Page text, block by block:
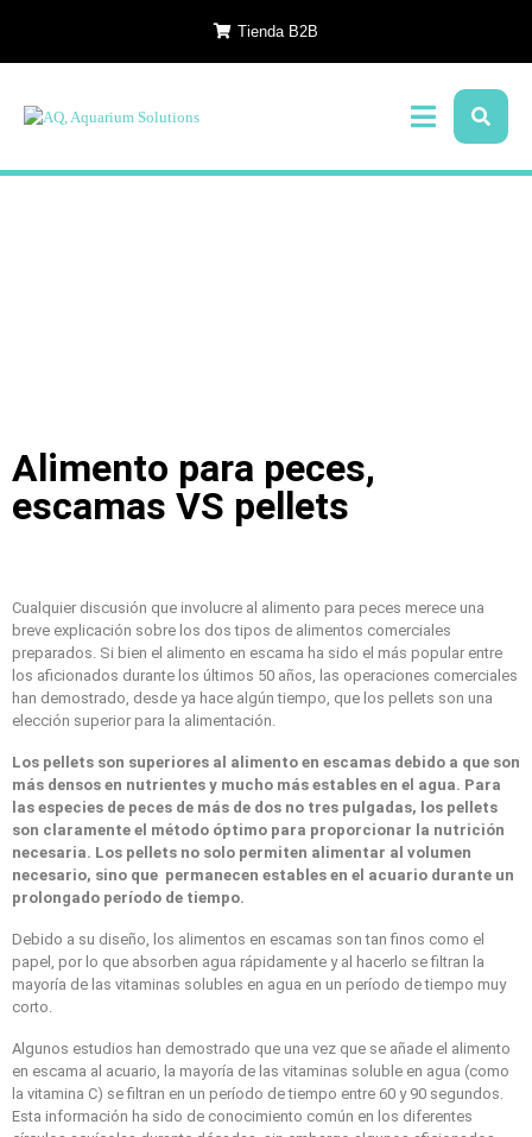
Tienda B2B
Alimento para peces,
escamas VS pellets
Cualquier discusión que involucre al alimento para peces merece una
breve explicación sobre los dos tipos de alimentos comerciales
preparados. Si bien el alimento en escama ha sido el más popular entre
los aficionados durante los últimos 50 años, las operaciones comerciales
han demostrado, desde ya hace algún tiempo, que los pellets son una
elección superior para la alimentación.
Los pellets son superiores al alimento en escamas debido a que son
más densos en nutrientes y mucho más estables en el agua. Para
las especies de peces de más de dos no tres pulgadas, los pellets
son claramente el método óptimo para proporcionar la nutrición
necesaria. Los pellets no solo permiten alimentar al volumen
necesario, sino que permanecen estables en el acuario durante un
prolongado período de tiempo.
Debido a su diseño, los alimentos en escamas son tan finos como el
papel, por lo que absorben agua rápidamente y al hacerlo se filtran la
mayoría de las vitaminas solubles en agua en un período de tiempo muy
corto.
Algunos estudios han demostrado que una vez que se añade el alimento
en escama al acuario, la mayoría de las vitaminas soluble en agua (como
la vitamina C) se filtran en un período de tiempo entre 60 y 90 segundos.
Esta información ha sido de conocimiento común en los diferentes